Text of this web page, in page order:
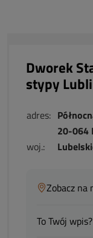
Dworek
stypy
adres:
20-064
woj.:
Zobacz na
To Twój